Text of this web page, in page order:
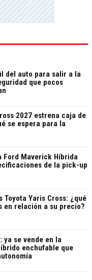
del auto para salir a la
que pocos
2027 estrena caja de
se espera para la
Ford Maverick Híbrida
de la pick-up
Toyota Yaris Cross: ¿qué
en relación a su precio?
ya se vende en la
enchufable que